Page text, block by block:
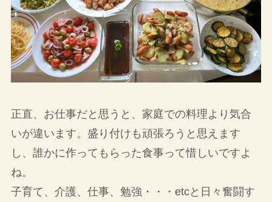
正直、お仕事だと思うと、家庭での料理より気合
いが違います。盛り付けも頑張ろうと思えます
し、誰かに作ってもらった食事って惜しいですよ
ね。
子育て、介護、仕事、勉強・・・etcと日々奮闘す